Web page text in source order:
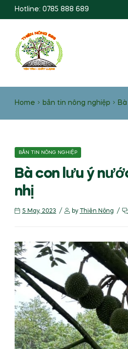
Hotline: 0785 888 689
Home bản tin nông nghiệp
BẢN TIN NÔNG NGHIỆP
Bà con lưu ý
nhị
5 May, 2023 by Thiên Nông